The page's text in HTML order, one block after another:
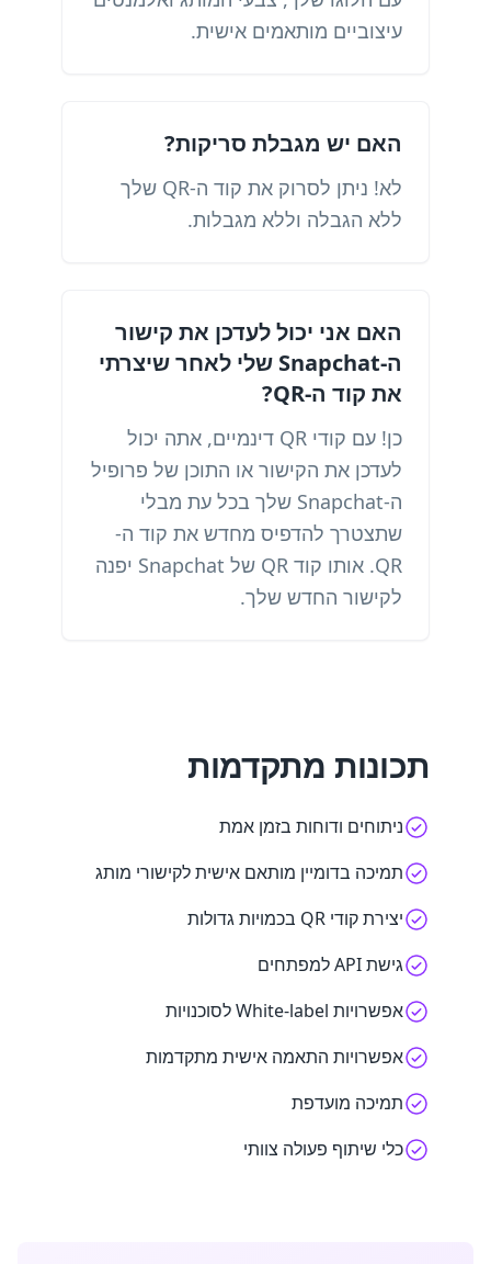
עיצוביים מותאמים אישית.
האם יש מגבלת סריקות?
לא! ניתן לסרוק את קוד ה-QR שלך
ללא הגבלה וללא מגבלות.
האם אני יכול לעדכן את קישור
ה-Snapchat שלי לאחר שיצרתי
את קוד ה-QR?
כן! עם קודי QR דינמיים, אתה יכול
לעדכן את הקישור או התוכן של פרופיל
ה-Snapchat שלך בכל עת מבלי
שתצטרך להדפיס מחדש את קוד ה-
QR. אותו קוד QR של Snapchat יפנה
לקישור החדש שלך.
תכונות מתקדמות
ניתוחים ודוחות בזמן אמת
תמיכה בדומיין מותאם אישית לקישורי מותג
יצירת קודי QR בכמויות גדולות
גישת API למפתחים
אפשרויות White-label לסוכנויות
אפשרויות התאמה אישית מתקדמות
תמיכה מועדפת
כלי שיתוף פעולה צוותי